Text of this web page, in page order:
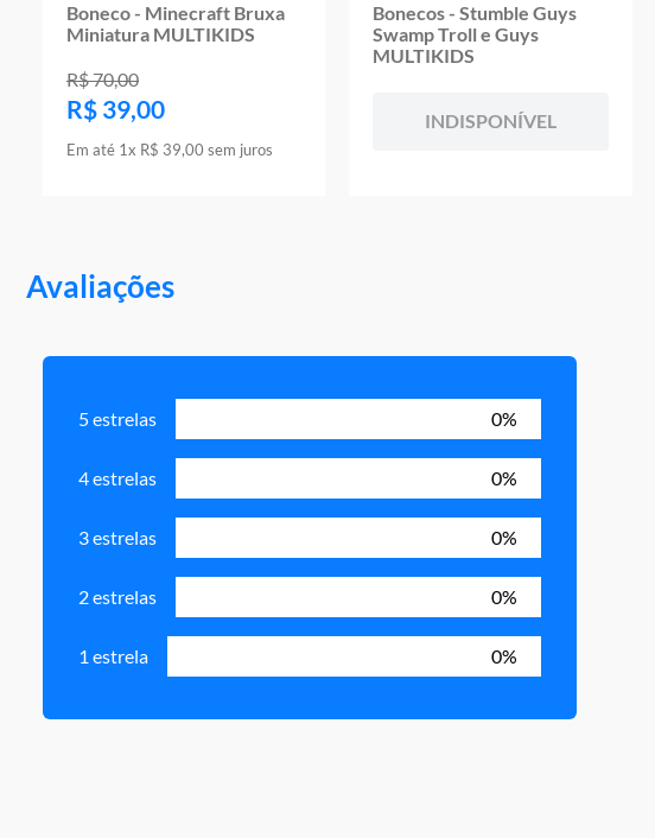
Boneco - Minecraft Bruxa
Miniatura MULTIKIDS
R$70,00
R$ 39,00
Em até 1x R$ 39,00 sem juros
Bonecos - Stumble Guys
Swamp Troll e Guys
MULTIKIDS
INDISPONÍVEL
Avaliações
5 estrelas 0%
4 estrelas 0%
3 estrelas 0%
2 estrelas 0%
1 estrela 0%